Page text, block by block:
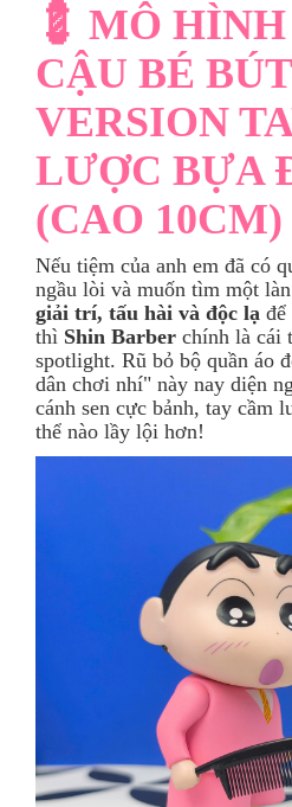
💈 MÔ
CẬU BÉ
VERSION
LƯỢC BỰA
(CAO 10CM)
Nếu tiệm của anh em đã có
ngầu lòi và muốn tìm một
giải trí, tấu hài và độc lạ để
thì Shin Barber chính là cái
spotlight. Rũ bỏ bộ quần áo
dân chơi nhí" này nay diện
cánh sen cực bảnh, tay cầm
thể nào lầy lội hơn!